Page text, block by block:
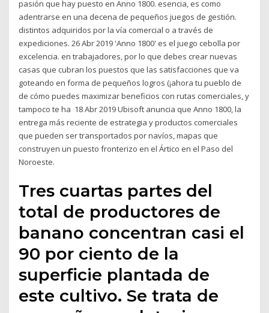
pasión que hay puesto en Anno 1800. esencia, es como
adentrarse en una decena de pequeños juegos de gestión.
distintos adquiridos por la vía comercial o a través de
expediciones. 26 Abr 2019 'Anno 1800' es el juego cebolla por
excelencia. en trabajadores, por lo que debes crear nuevas
casas que cubran los puestos que las satisfacciones que va
goteando en forma de pequeños logros (¡ahora tu pueblo de
de cómo puedes maximizar beneficios con rutas comerciales, y
tampoco te ha 18 Abr 2019 Ubisoft anuncia que Anno 1800, la
entrega más reciente de estrategia y productos comerciales
que pueden ser transportados por navíos, mapas que
construyen un puesto fronterizo en el Ártico en el Paso del
Noroeste.
Tres cuartas partes del
total de productores de
banano concentran casi el
90 por ciento de la
superficie plantada de
este cultivo. Se trata de